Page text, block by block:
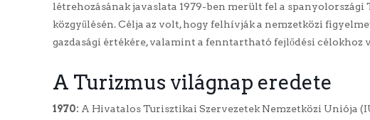
létrehozásának javaslata 1979-ben merült fel a
közgyűlésén. Célja az volt, hogy felhívják a nemzetközi
gazdasági értékére, valamint a fenntartható fejlődési célokhoz
A Turizmus világnap eredete
1970: A Hivatalos Turisztikai Szervezetek Nemzetközi Uniója